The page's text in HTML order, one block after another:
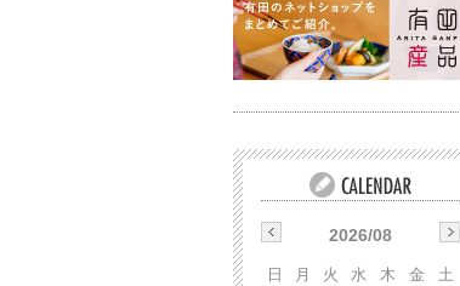
2026/08
日 月 火 水 木 金
土